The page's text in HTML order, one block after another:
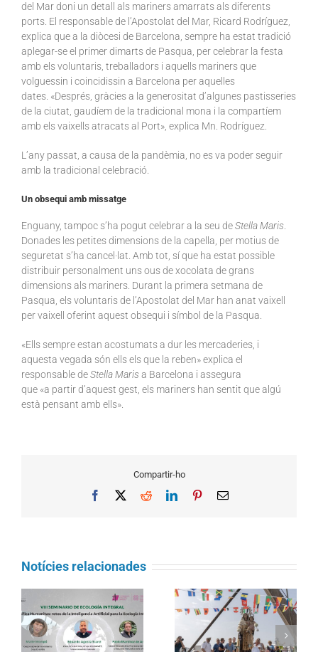
del Mar doni un detall als mariners amarrats als diferents
ports. El responsable de l’Apostolat del Mar, Ricard Rodríguez,
explica que a la diòcesi de Barcelona, sempre ha estat tradició
aplegar-se el primer dimarts de Pasqua, per celebrar la festa
amb els voluntaris, treballadors i aquells mariners que
volguessin i coincidissin a Barcelona per aquelles
dates. «Després, gràcies a la generositat d’algunes pastisseries
de la ciutat, gaudíem de la tradicional mona i la compartíem
amb els vaixells atracats al Port», explica Mn. Rodríguez.
L’any passat, a causa de la pandèmia, no es va poder seguir
amb la tradicional celebració.
Un obsequi amb missatge
Enguany, tampoc s’ha pogut celebrar a la seu deStella Maris
Donades les petites dimensions de la capella, per motius de
seguretat s’ha cancel·lat. Amb tot, sí que ha estat possible
distribuir personalment uns ous de xocolata de grans
dimensions als mariners. Durant la primera setmana de
Pasqua, els voluntaris de l’Apostolat del Mar han anat vaixell
per vaixell oferint aquest obsequi i símbol de la Pasqua.
«Ells sempre estan acostumats a dur les mercaderies, i
aquesta vegada són ells els que la reben» explica el
responsable deStella Marisa Barcelona i assegura
que «a partir d’aquest gest, els mariners han sentit que algú
està pensant amb ells».
Compartir-ho
Facebook RedditLinkedInPinterestEmail
Notícies relacionades
La processó marítima
de la Mare de Déu del
Càritas Barcelona
acompanya més de